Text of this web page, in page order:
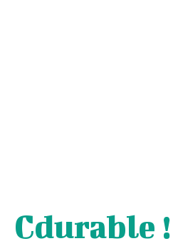
Cdurable !